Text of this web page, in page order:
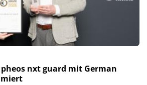
nxt guard mit German